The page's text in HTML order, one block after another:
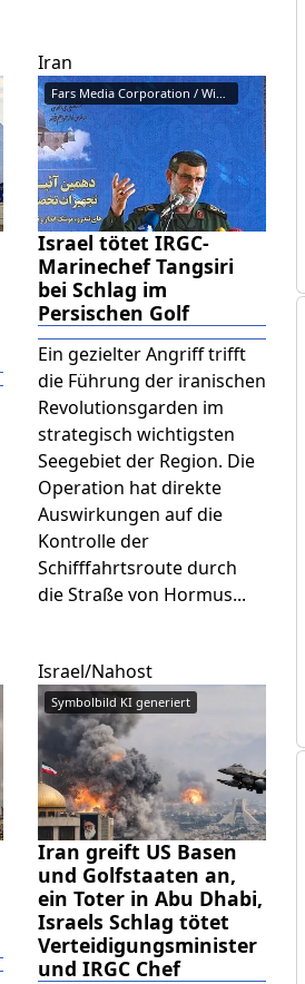
Iran
Fars Media Corporation / Wikime...
Israel tötet IRGC-
Marinechef Tangsiri
bei Schlag im
Persischen Golf
Ein gezielter Angriff trifft
die Führung der iranischen
Revolutionsgarden im
strategisch wichtigsten
Seegebiet der Region. Die
Operation hat direkte
Auswirkungen auf die
Kontrolle der
Schifffahrtsroute durch
die Straße von Hormus...
Israel/Nahost
Symbolbild KI generiert
Iran greift US Basen
und Golfstaaten an,
ein Toter in Abu Dhabi,
Israels Schlag tötet
Verteidigungsminister
und IRGC Chef